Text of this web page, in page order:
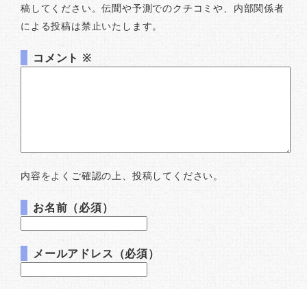
稿してください。伝聞や予測でのクチコミや、内部関係者
による投稿は禁止いたします。
コメント ※
内容をよくご確認の上、投稿してください。
お名前（必須）
メールアドレス（必須）